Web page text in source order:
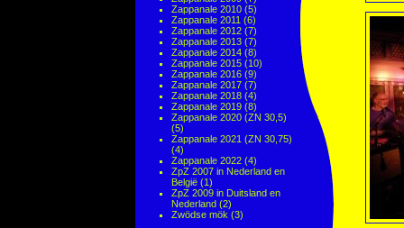
Zappanale 2010 (5)
Zappanale 2011 (6)
Zappanale 2012 (7)
Zappanale 2013 (7)
Zappanale 2014 (8)
Zappanale 2015 (10)
Zappanale 2016 (9)
Zappanale 2017 (7)
Zappanale 2018 (4)
Zappanale 2019 (8)
Zappanale 2020 (ZN 30,5)
(5)
Zappanale 2021 (ZN 30,75)
(4)
Zappanale 2022 (4)
ZpZ 2007 in Nederland en
België (1)
ZpZ 2009 in Duitsland en
Nederland (2)
Zwödse mök (3)